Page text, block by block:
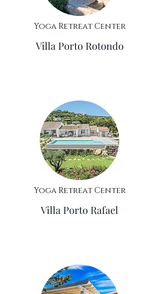
Yoga Retreat Center
Villa Porto Rotondo
Yoga Retreat Center
Villa Porto Rafael